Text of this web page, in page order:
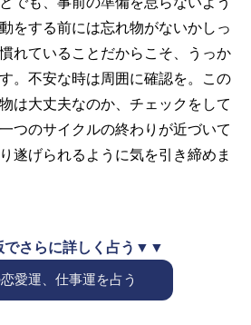
をする前には忘れ物がないかしっ
れていることだからこそ、うっか
。不安な時は周囲に確認を。この
は大丈夫なのか、チェックをして
つのサイクルの終わりが近づいて
遂げられるように気を引き締めま
さらに詳しく占う▼▼
愛運、仕事運を占う